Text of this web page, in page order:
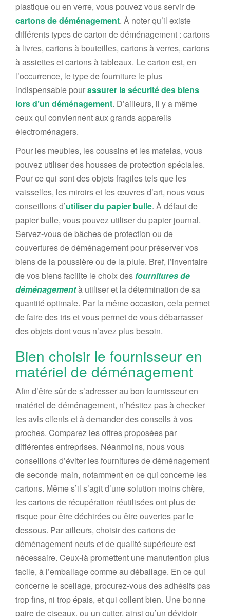
plastiqueou en verre, vous pouvez vous servir de
cartons de déménagement. À noter qu’il existe
différents typesde carton de déménagement : cartons
à livres, cartons à bouteilles, cartons à verres, cartons
àassietteset cartons à tableaux. Le carton est, en
l’occurrence, le type de fourniture le plus
indispensable pourassurer la sécurité des biens
lors d’un déménagement. D’ailleurs, il y a même
ceuxqui conviennent aux grands appareils
électroménagers.
Pour les meubles, les coussins et les matelas, vous
pouvez utiliser des housses de protection spéciales.
Pour ce qui sont desobjets fragiles tels que les
vaisselles, les miroirset les œuvres d’art, nous vous
conseillons d’utiliser du papier bulle. À défaut de
papier bulle, vous pouvez utiliser du papier journal.
Servez-vous de bâchesde protection ou de
couvertures de déménagement pour préserver vos
biens de la poussière ou de la pluie. Bref, l’inventaire
de vos biens facilite le choix des fournitures de
déménagementà utiliseret la détermination desa
quantitéoptimale. Par la même occasion, cela permet
de faire des tris et vous permet de vousdébarrasser
des objets dont vous n’avez plus besoin.
Bien choisir le fournisseur en
matériel de déménagement
Afin d’être sûr de s’adresser au bon fournisseur en
matériel de déménagement, n’hésitez pas àchecker
les avis clientset à demander des conseils à vos
proches. Comparez les offres proposées par
différentes entreprises. Néanmoins, nous vous
conseillons d’éviter les fournitures de déménagement
de seconde main, notamment en ce qui concerne les
cartons. Même s’il s’agit d’une solution moins chère,
les cartons de récupération réutiliséesont plus de
risque pour êtredéchiréesou êtreouvertes par le
dessous. Par ailleurs, choisir des cartons de
déménagement neufs et de qualité supérieure est
nécessaire. Ceux-là promettent une manutention plus
facile, à l’emballage comme au déballage. En ce qui
concerne le scellage, procurez-vous des adhésifs pas
trop fins, ni trop épais, et qui collent bien. Une bonne
paire de ciseaux, ou un cutter, ainsi qu’un dévidoir